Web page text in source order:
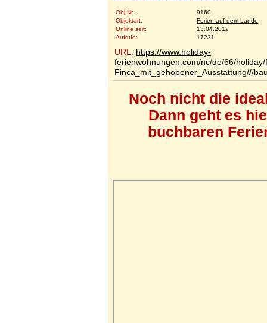
Obj-Nr.:
9160
Objektart:
Ferien auf dem Lande
Online seit:
13.04.2012
Aufrufe:
17231
URL: https://www.holiday-
ferienwohnungen.com/nc/de/66/
Finca_mit_gehobener_Ausstattung///
Noch nicht die
Dann geht es
buchbaren